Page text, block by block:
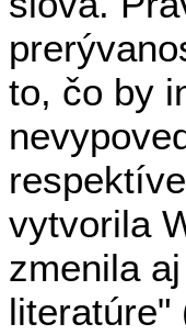
to, čo by
vytvorila
zmenila
literatúre"